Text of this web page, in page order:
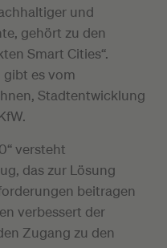
und
gehört zu den
Smart Cities“.
es vom
Stadtentwicklung
versteht
das zur Lösung
beitragen
verbessert der
Zugang zu den